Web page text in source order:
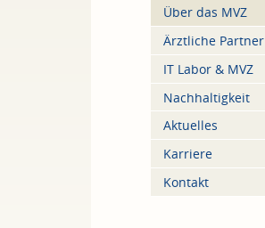
Über das MVZ
Ärztliche Partner
IT Labor & MVZ
Nachhaltigkeit
Aktuelles
Karriere
Kontakt